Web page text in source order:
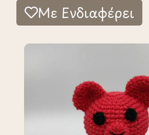
Με Ενδιαφέρει